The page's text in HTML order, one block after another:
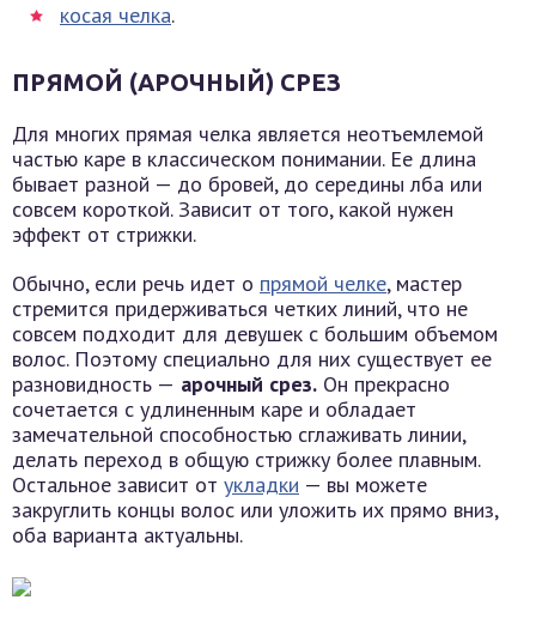
косая челка.
ПРЯМОЙ (АРОЧНЫЙ) СРЕЗ
Для многих прямая челка является неотъемлемой
частью каре в классическом понимании. Ее длина
бывает разной — до бровей, до середины лба или
совсем короткой. Зависит от того, какой нужен
эффект от стрижки.
Обычно, если речь идет о прямой челке, мастер
стремится придерживаться четких линий, что не
совсем подходит для девушек с большим объемом
волос. Поэтому специально для них существует ее
разновидность — арочный срез. Он прекрасно
сочетается с удлиненным каре и обладает
замечательной способностью сглаживать линии,
делать переход в общую стрижку более плавным.
Остальное зависит от укладки — вы можете
закруглить концы волос или уложить их прямо вниз,
оба варианта актуальны.